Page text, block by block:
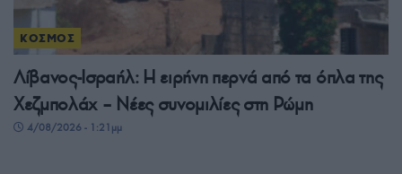
ΚΟΣΜΟΣ
Λίβανος-Ισραήλ: Η ειρήνη περνά από τα όπλα της
Χεζμπολάχ – Νέες συνομιλίες στη Ρώμη
4/08/2026 - 1:21μμ